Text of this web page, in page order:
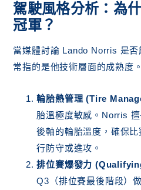
駕駛風格分析：為
冠軍？
當媒體討論 Lando Norris 是否
常指的是他技術層面的成熟度。
輪胎熱管理 (Tire
胎溫極度敏感。Norris
後軸的輪胎溫度，確保
行防守或進攻。
排位賽爆發力
Q3（排位賽最後階段）